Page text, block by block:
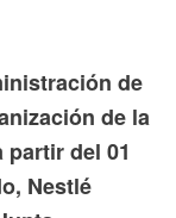
de
de la
del 01
Nestlé